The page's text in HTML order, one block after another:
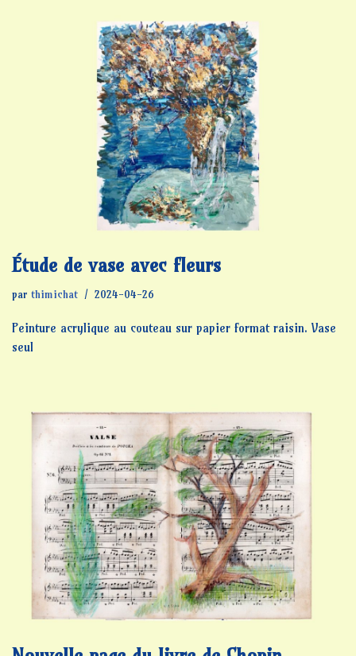
Étude de vase avec fleurs
par thimichat 2024-04-26
Peinture acrylique au couteau sur papier format raisin. Vase
seul